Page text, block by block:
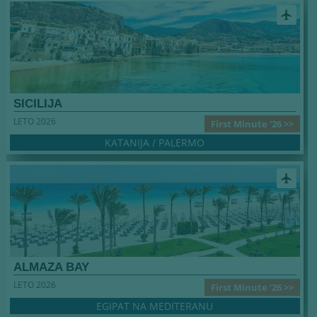
airplanemode_active
SICILIJA
First Minute '26 >>
LETO 2026
KATANIJA / PALERMO
airplanemode_active
ALMAZA BAY
First Minute '26 >>
LETO 2026
EGIPAT NA MEDITERANU